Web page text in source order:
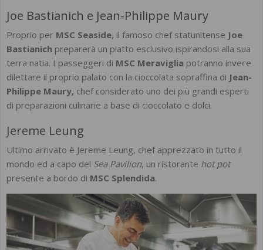
Joe Bastianich e Jean-Philippe Maury
Proprio per MSC Seaside, il famoso chef statunitense Joe
Bastianich preparerà un piatto esclusivo ispirandosi alla sua
terra natia. I passeggeri di MSC Meraviglia potranno invece
dilettare il proprio palato con la cioccolata sopraffina di Jean-
Philippe Maury, chef considerato uno dei più grandi esperti
di preparazioni culinarie a base di cioccolato e dolci.
Jereme Leung
Ultimo arrivato è Jereme Leung, chef apprezzato in tutto il
mondo ed a capo del Sea Pavilion, un ristorante hot pot
presente a bordo di MSC Splendida.